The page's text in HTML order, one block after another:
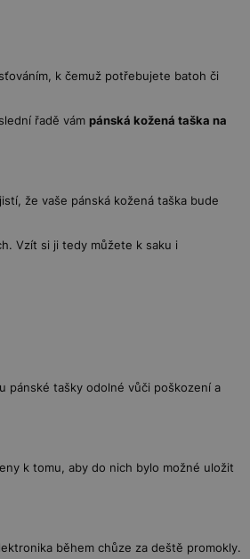
k čemuž potřebujete batoh či
řadě vám pánská kožená taška na
že vaše pánská kožená taška bude
Vzít si ji tedy můžete k saku i
pánské tašky odolné vůči poškození a
k tomu, aby do nich bylo možné uložit
během chůze za deště promokly.